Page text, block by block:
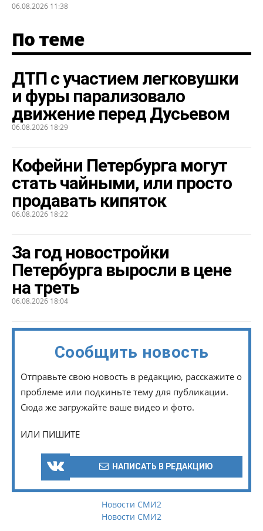
06.08.2026 11:38
По теме
ДТП с участием легковушки
и фуры парализовало
движение перед Дусьевом
06.08.2026 18:29
Кофейни Петербурга могут
стать чайными, или просто
продавать кипяток
06.08.2026 18:22
За год новостройки
Петербурга выросли в цене
на треть
06.08.2026 18:04
Сообщить новость
Отправьте свою новость в редакцию, расскажите о
проблеме или подкиньте тему для публикации.
Сюда же загружайте ваше видео и фото.
ИЛИ ПИШИТЕ
НАПИСАТЬ В РЕДАКЦИЮ
Новости СМИ2
Новости СМИ2